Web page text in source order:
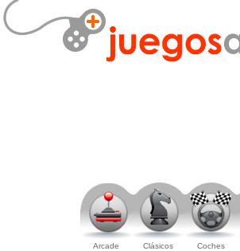
Arcade Clásicos Coches